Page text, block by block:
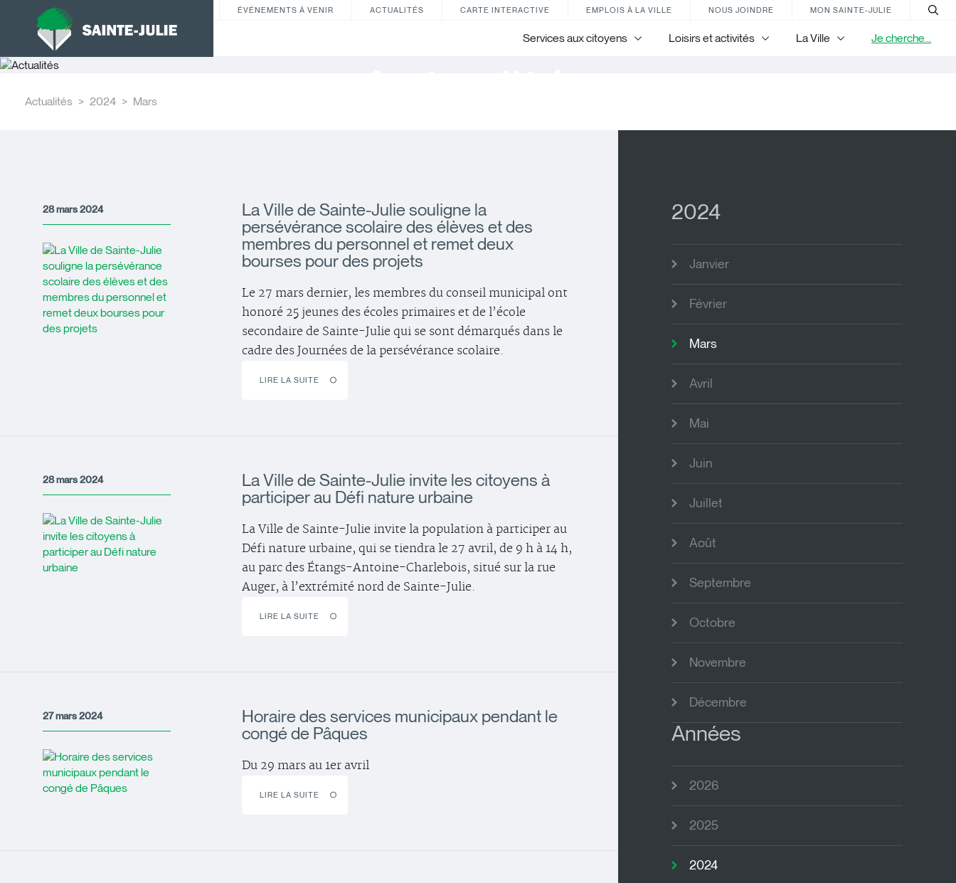
ÉVÉNEMENTS À VENIR ACTUALITÉS CARTE INTERACTIVE EMPLOIS À LA VILLE NOUS JOINDRE MON SAINTE-JULIE
Services aux citoyens Loisirs et activités La Ville Je cherche...
Actualités 2024 Mars
28 mars 2024
La Ville de Sainte-Julie souligne la
persévérance scolaire des élèves et des
membres du personnel et remet deux
bourses pour des projets
Le 27 mars dernier, les membres du conseil municipal ont
honoré 25 jeunes des écoles primaires et de l’école
secondaire de Sainte-Julie qui se sont démarqués dans le
cadre des Journées de la persévérance scolaire.
LIRE LA SUITE
28 mars 2024
La Ville de Sainte-Julie invite les citoyens à
participer au Défi nature urbaine
La Ville de Sainte-Julie invite la population à participer au
Défi nature urbaine, qui se tiendra le 27 avril, de 9 h à 14 h,
au parc des Étangs-Antoine-Charlebois, situé sur la rue
Auger, à l’extrémité nord de Sainte-Julie.
LIRE LA SUITE
27 mars 2024
Horaire des services municipaux pendant le
congé de Pâques
Du 29 mars au 1er avril
LIRE LA SUITE
2024
Janvier
Février
Mars
Avril
Mai
Juin
Juillet
Août
Septembre
Octobre
Novembre
Décembre
Années
2026
2025
2024